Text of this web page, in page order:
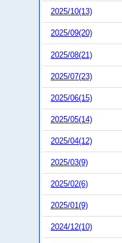
2025/10(13)
2025/09(20)
2025/08(21)
2025/07(23)
2025/06(15)
2025/05(14)
2025/04(12)
2025/03(9)
2025/02(6)
2025/01(9)
2024/12(10)